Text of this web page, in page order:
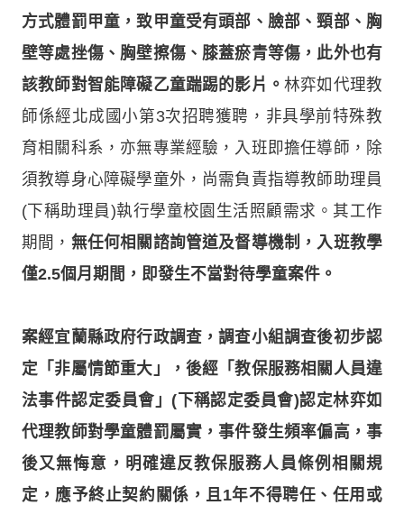
方式體罰甲童，致甲童受有頭部、臉部、頸部、胸
壁等處挫傷、胸壁擦傷、膝蓋瘀青等傷，此外也有
該教師對智能障礙乙童踹踢的影片。林弈如代理教
師係經北成國小第3次招聘獲聘，非具學前特殊教
育相關科系，亦無專業經驗，入班即擔任導師，除
須教導身心障礙學童外，尚需負責指導教師助理員
(下稱助理員)執行學童校園生活照顧需求。其工作
期間， 無任何相關諮詢管道及督導機制，入班教學
僅2.5個月期間，即發生不當對待學童案件。
案經宜蘭縣政府行政調查，調查小組調查後初步認
定「非屬情節重大」，後經「教保服務相關人員違
法事件認定委員會」(下稱認定委員會)認定林弈如
代理教師對學童體罰屬實，事件發生頻率偏高，事
後又無悔意，明確違反教保服務人員條例相關規
定，應予終止契約關係，且1年不得聘任、任用或